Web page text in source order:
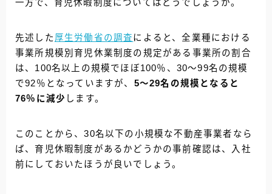
一方で、育児休暇制度についてはどうでしょうか。
先述した 厚生労働省の調査によると、全業種における
事業所規模別育児休業制度の規定がある事業所の割合
は、100名以上の規模でほぼ100％、30～99名の規模
で92％となっていますが、 5～29名の規模となると
76％に減少 します。
このことから、30名以下の小規模な不動産事業者なら
ば、育児休暇制度があるかどうかの事前確認は、入社
前にしておいたほうが良いでしょう。